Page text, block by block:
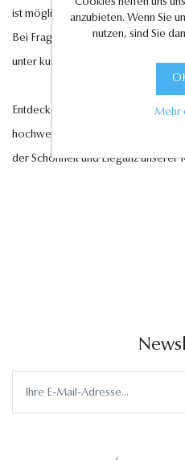
ist möglich.
Bei Fragen steht Ihnen unser
unter kundenservice@antwerp-
Entdecken Sie jetzt unsere
hochwertigen Edelsteinen und
der Schönheit und Eleganz unserer
anzubieten. Wenn Sie
nutzen, sind Sie
Mehr